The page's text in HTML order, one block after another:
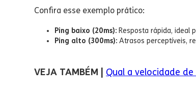
Confira esse exemplo prático:
Ping baixo (20ms): Resposta rápida, ideal
Ping alto (300ms): Atrasos perceptíveis,
VEJA TAMBÉM | Qual a velocidade